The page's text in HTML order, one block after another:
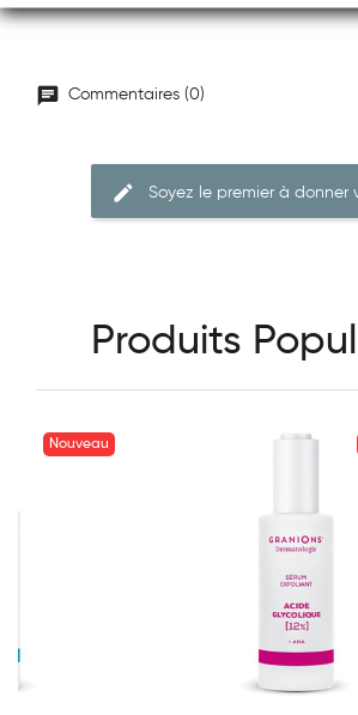
Commentaires (0)
Soyez le premier à donner
Produits
Nouveau